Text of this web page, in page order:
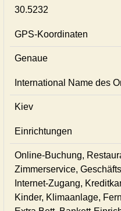
30.5232
GPS-Koordinaten
Genaue
International Name des
Kiev
Einrichtungen
Online-Buchung,
Zimmerservice,
Internet-Zugang,
Kinder, Klimaanlage,